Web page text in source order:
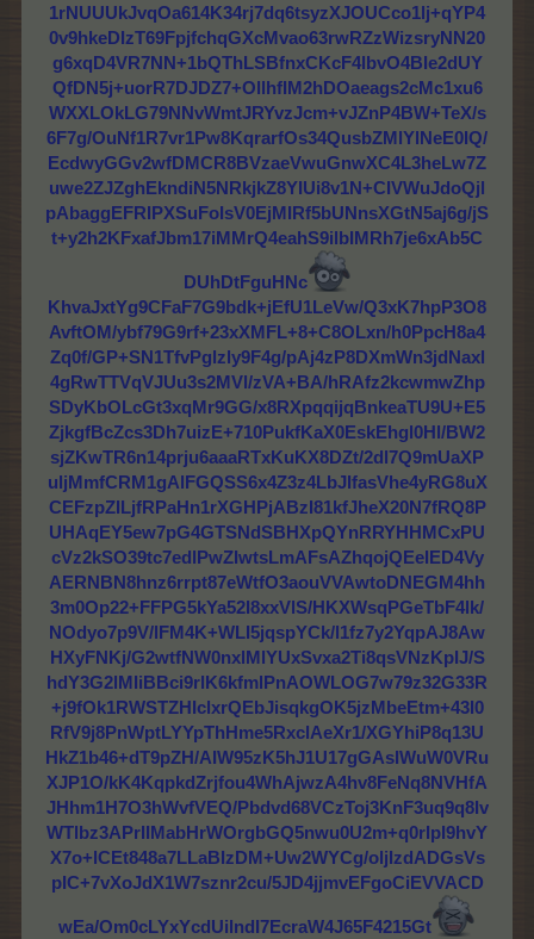
1rNUUUkJvqOa614K34rj7dq6tsyzXJOUCco1lj+qYP4
0v9hkeDIzT69FpjfchqGXcMvao63rwRZzWizsryNN20
g6xqD4VR7NN+1bQThLSBfnxCKcF4lbvO4BIe2dUY
QfDN5j+uorR7DJDZ7+OllhfIM2hDOaeags2cMc1xu6
WXXLOkLG79NNvWmtJRYvzJcm+vJZnP4BW+TeX/s
6F7g/OuNf1R7vr1Pw8KqrarfOs34QusbZMlYlNeE0IQ/
EcdwyGGv2wfDMCR8BVzaeVwuGnwXC4L3heLw7Z
uwe2ZJZghEkndiN5NRkjkZ8YIUi8v1N+CIVWuJdoQjl
pAbaggEFRIPXSuFoIsV0EjMIRf5bUNnsXGtN5aj6g/jS
t+y2h2KFxafJbm17iMMrQ4eahS9ilbIMRh7je6xAb5C
DUhDtFguHNc
KhvaJxtYg9CFaF7G9bdk+jEfU1LeVw/Q3xK7hpP3O8
AvftOM/ybf79G9rf+23xXMFL+8+C8OLxn/h0PpcH8a4
Zq0f/GP+SN1TfvPglzly9F4g/pAj4zP8DXmWn3jdNaxl
4gRwTTVqVJUu3s2MVl/zVA+BA/hRAfz2kcwmwZhp
SDyKbOLcGt3xqMr9GG/x8RXpqqijqBnkeaTU9U+E5
ZjkgfBcZcs3Dh7uizE+710PukfKaX0EskEhgl0Hl/BW2
sjZKwTR6n14prju6aaaRTxKuKX8DZt/2dl7Q9mUaXP
uljMmfCRM1gAlFGQSS6x4Z3z4LbJIfasVhe4yRG8uX
CEFzpZILjfRPaHn1rXGHPjABzI81kfJheX20N7fRQ8P
UHAqEY5ew7pG4GTSNdSBHXpQYnRRYHHMCxPU
cVz2kSO39tc7edlPwZIwtsLmAFsAZhqojQEeIED4Vy
AERNBN8hnz6rrpt87eWtfO3aouVVAwtoDNEGM4hh
3m0Op22+FFPG5kYa52I8xxVlS/HKXWsqPGeTbF4lk/
NOdyo7p9V/lFM4K+WLI5jqspYCk/l1fz7y2YqpAJ8Aw
HXyFNKj/G2wtfNW0nxlMlYUxSvxa2Ti8qsVNzKpIJ/S
hdY3G2lMIiBBci9rlK6kfmlPnAOWLOG7w79z32G33R
+j9fOk1RWSTZHIclxrQEbJisqkgOK5jzMbeEtm+43I0
RfV9j8PnWptLYYpThHme5RxclAeXr1/XGYhiP8q13U
HkZ1b46+dT9pZH/AIW95zK5hJ1U17gGAsIWuW0VRu
XJP1O/kK4KqpkdZrjfou4WhAjwzA4hv8FeNq8NVHfA
JHhm1H7O3hWvfVEQ/Pbdvd68VCzToj3KnF3uq9q8Iv
WTlbz3APrIIMabHrWOrgbGQ5nwu0U2m+q0rIpI9hvY
X7o+lCEt848a7LLaBIzDM+Uw2WYCg/oljIzdADGsVs
pIC+7vXoJdX1W7sznr2cu/5JD4jjmvEFgoCiEVVACD
wEa/Om0cLYxYcdUilndI7EcraW4J65F4215Gt